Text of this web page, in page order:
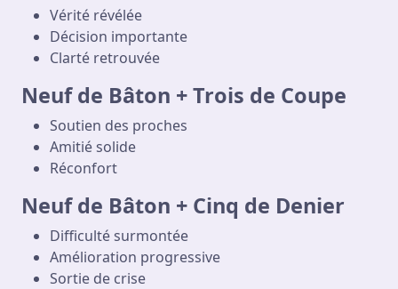
Vérité révélée
Décision importante
Clarté retrouvée
Neuf de Bâton + Trois de Coupe
Soutien des proches
Amitié solide
Réconfort
Neuf de Bâton + Cinq de Denier
Difficulté surmontée
Amélioration progressive
Sortie de crise